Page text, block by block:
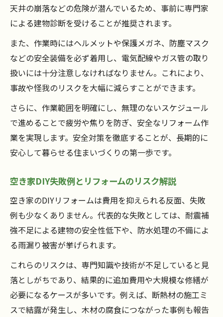
天井の崩落などの危険が潜んでいるため、事前に専門家
による建物診断を受けることが推奨されます。
また、作業時にはヘルメットや保護メガネ、防塵マスク
などの安全装備を必ず着用し、電気配線やガス管の取り
扱いには十分注意しなければなりません。これにより、
事故や怪我のリスクを大幅に減らすことができます。
さらに、作業範囲を明確にし、無理のないスケジュール
で進めることで疲労や焦りを防ぎ、安全なリフォーム作
業を実現します。安全対策を徹底することが、長期的に
安心して暮らせる住まいづくりの第一歩です。
空き家DIY失敗例とリフォームのリスク解説
空き家のDIYリフォームは費用を抑えられる反面、失敗
例も少なくありません。代表的な失敗としては、耐震補
強不足による建物の安全性低下や、防水処理の不備によ
る雨漏り被害が挙げられます。
これらのリスクは、専門知識や技術が不足していると見
落としがちであり、結果的に追加費用や大規模な修繕が
必要になるケースが多いです。例えば、断熱材の施工ミ
スで結露が発生し、木材の腐食につながった事例も報告